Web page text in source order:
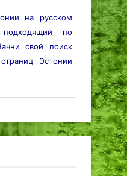
на русском
по
свой поиск
Эстонии